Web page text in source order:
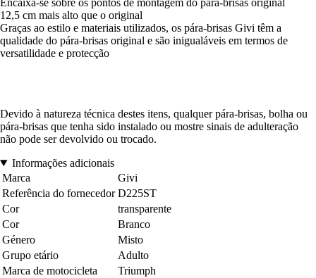
Encaixa-se sobre os pontos de montagem do pára-brisas original
12,5 cm mais alto que o original
Graças ao estilo e materiais utilizados, os pára-brisas Givi têm a
qualidade do pára-brisas original e são inigualáveis em termos de
versatilidade e protecção
Devido à natureza técnica destes itens, qualquer pára-brisas, bolha ou
pára-brisas que tenha sido instalado ou mostre sinais de adulteração
não pode ser devolvido ou trocado.
Informações adicionais
Marca
Givi
Referência do fornecedor D225ST
Cor
transparente
Cor
Branco
Género
Misto
Grupo etário
Adulto
Marca de motocicleta
Triumph